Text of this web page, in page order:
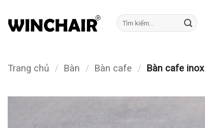
qua
Tìm
kiếm:
Trang chủ / Bàn / Bàn cafe / Bàn cafe inox